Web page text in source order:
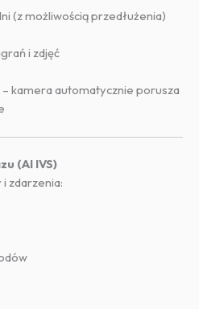
(z możliwością przedłużenia)
i zdjęć
kamera automatycznie porusza
(AI IVS)
zdarzenia: